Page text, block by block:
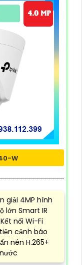
W
giải 4MP hình
lớn Smart IR
nối Wi-Fi
cảnh báo
nén H.265+